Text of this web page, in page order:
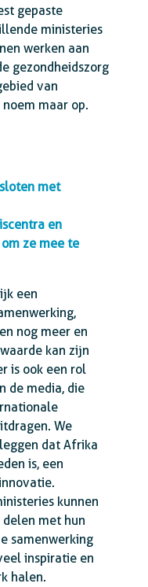
gepaste
ministeries
werken aan
gezondheidszorg
van
maar op.
met
en
ze mee te
een
nog meer en
kan zijn
is ook een rol
de media, die
We
dat Afrika
is, een
kunnen
met hun
samenwerking
inspiratie en
halen.